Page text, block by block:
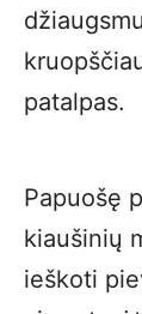
patalpas.
Papuošę
kiaušinių
ieškoti